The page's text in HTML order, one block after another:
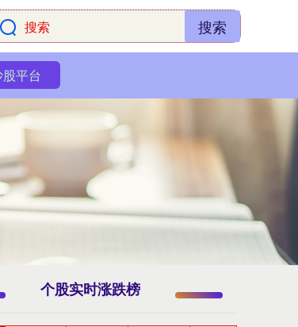
搜索
平台
个股实时涨跌榜